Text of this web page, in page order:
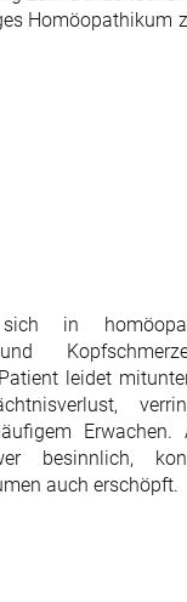
Homöopathikum
in
leidet
besinnlich,
auch erschöpft.